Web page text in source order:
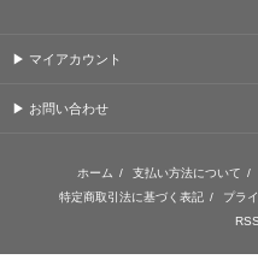
▶ マイアカウント
▶ お問い合わせ
ホーム / 支払い方法について /
特定商取引法に基づく表記 / プラ
RSS